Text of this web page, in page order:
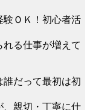
験ＯＫ！初心者活
る仕事が増えて
だって最初は初
、親切・丁寧に仕